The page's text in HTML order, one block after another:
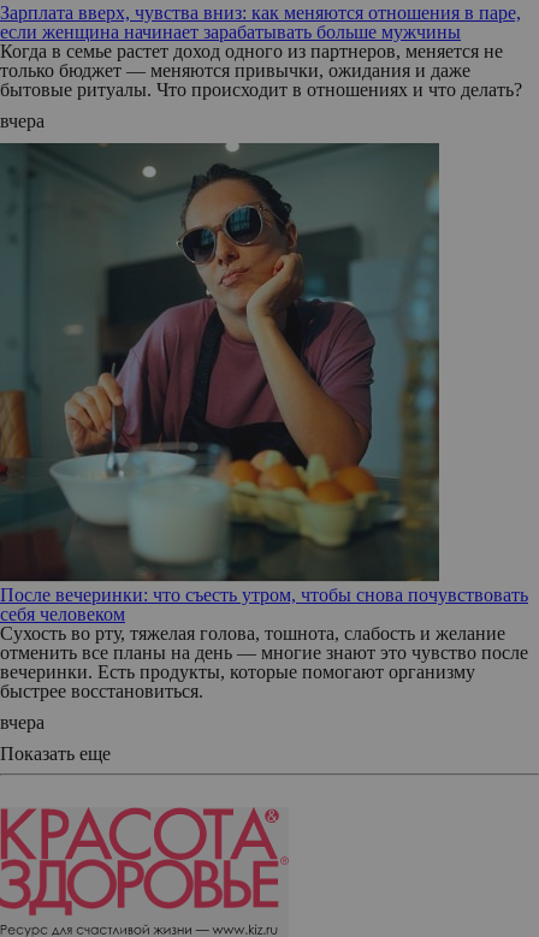
Зарплата вверх, чувства вниз: как меняются отношения в паре,
если женщина начинает зарабатывать больше мужчины
Когда в семье растет доход одного из партнеров, меняется не
только бюджет — меняются привычки, ожидания и даже
бытовые ритуалы. Что происходит в отношениях и что делать?
вчера
После вечеринки: что съесть утром, чтобы снова почувствовать
себя человеком
Сухость во рту, тяжелая голова, тошнота, слабость и желание
отменить все планы на день — многие знают это чувство после
вечеринки. Есть продукты, которые помогают организму
быстрее восстановиться.
вчера
Показать еще